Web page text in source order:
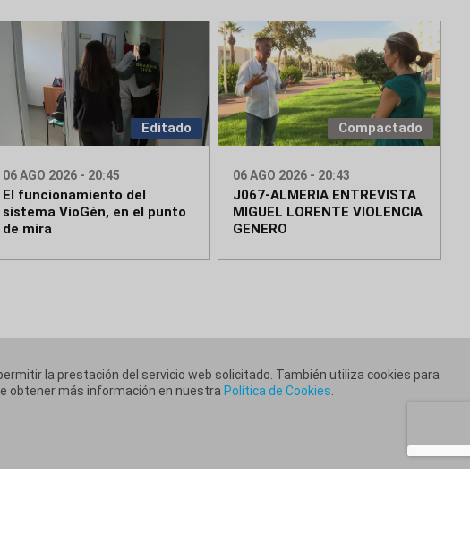
Editado
06 AGO 2026 - 20:45
El funcionamiento del
sistema VioGén, en el punto
de mira
Compactado
06 AGO 2026 - 20:43
J067-ALMERIA ENTREVISTA
MIGUEL LORENTE VIOLENCIA
GENERO
la prestación del servicio web solicitado. También utiliza cookies para
obtener más información en nuestra Política de Cookies